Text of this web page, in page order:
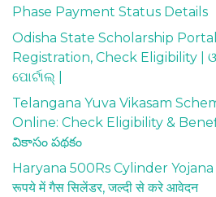
Phase Payment Status Details
Odisha State Scholarship
Registration, Check Eligibility |
ପୋର୍ଟାଲ୍ |
Telangana Yuva Vikasam
Online: Check Eligibility &
వికాసం పథకం
Haryana 500Rs Cylinder Yojana :
रूपये में गैस सिलेंडर, जल्दी से करे आवेदन